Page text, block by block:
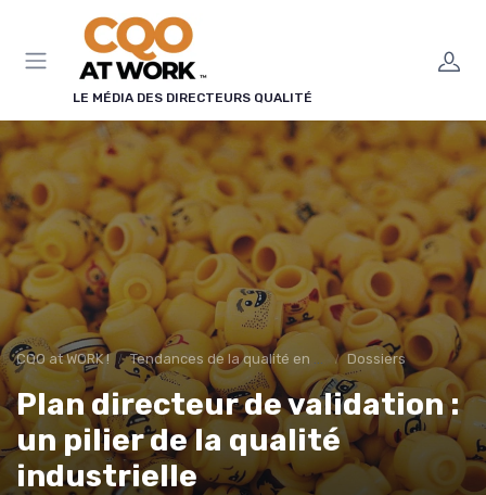
LE MÉDIA DES DIRECTEURS QUALITÉ
CQO at WORK ! Tendances de la qualité en entreprise Dossiers
Plan directeur de validation :
un pilier de la qualité
industrielle
Panneau de gestion des cookies